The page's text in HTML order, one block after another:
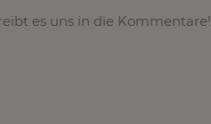
es uns in die Kommentare!